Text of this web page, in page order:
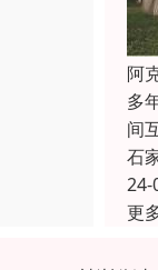
阿
多
间
石
24-
更